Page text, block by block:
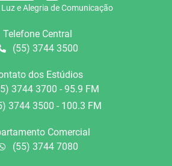
e Alegria de Comunicação
Telefone Central
(55) 3744 3500
dos Estúdios
3744 3700 - 95.9 FM
3744 3500 - 100.3 FM
Comercial
(55) 3744 7080